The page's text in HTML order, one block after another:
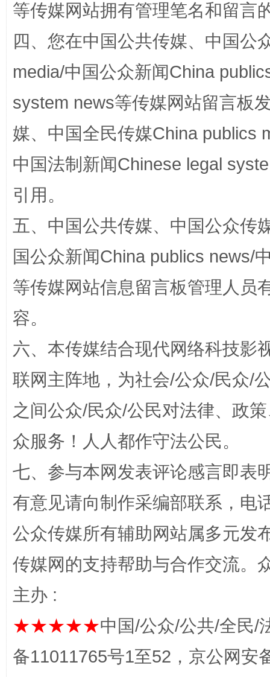
漫山遍野的桃花与雪山、麦地、白藏房 除
招工难、用工荒背后
网上购药对药下症？
等传媒网站拥有管理笔名和留言
四、您在中国公共传媒、中国公
media/中国公众新闻China
system news等传媒网站留言板
媒、中国全民传媒China publics
中国法制新闻Chinese legal
引用。
五、中国公共传媒、中国公众传
国公众新闻China publics news/
等传媒网站信息留言板管理人员
容。
六、本传媒结合现代网络科技影
联网主阵地，为社会/公众/民众/
之间公众/民众/公民对法律、政
众服务！人人都作守法公民。
七、参与本网发表评论感言即表
有意见请向制作采编部联系，电
公众传媒所有辅助网站属多元发
传媒网的支持帮助与合作交流。
主办 :
★★★★★中国/公众/公共/全民/
备11011765号1至52，京公网安